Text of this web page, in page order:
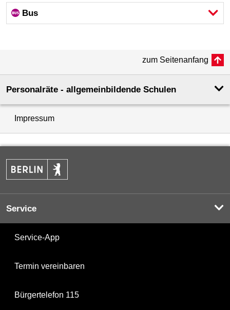
Bus
zum Seitenanfang
Personalräte - allgemeinbildende Schulen
Impressum
Service
Service-App
Termin vereinbaren
Bürgertelefon 115